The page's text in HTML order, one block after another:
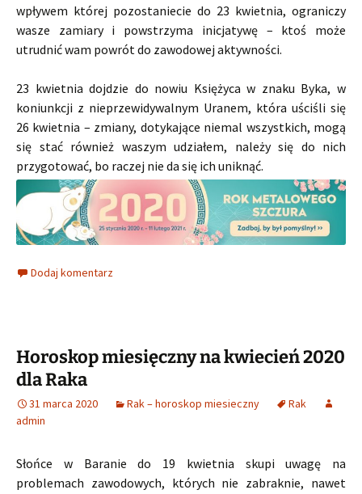
wpływem której pozostaniecie do 23 kwietnia, ograniczy
wasze zamiary i powstrzyma inicjatywę – ktoś może
utrudnić wam powrót do zawodowej aktywności.
23 kwietnia dojdzie do nowiu Księżyca w znaku Byka, w
koniunkcji z nieprzewidywalnym Uranem, która uściśli się
26 kwietnia – zmiany, dotykające niemal wszystkich, mogą
się stać również waszym udziałem, należy się do nich
przygotować, bo raczej nie da się ich uniknąć.
Dodaj komentarz
Horoskop miesięczny na kwiecień 2020
dla Raka
31 marca 2020 Rak – horoskop miesieczny
Rak
admin
Słońce w Baranie do 19 kwietnia skupi uwagę na
problemach zawodowych, których nie zabraknie, nawet